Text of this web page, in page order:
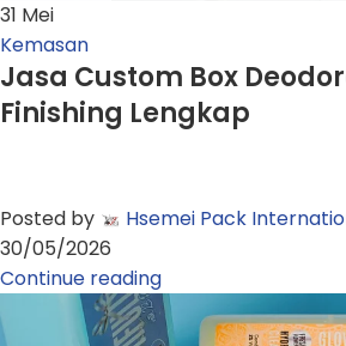
31 Mei
Kemasan
Jasa Custom Box
Finishing Lengkap
Posted by
Hsemei Pack
30/05/2026
Continue reading